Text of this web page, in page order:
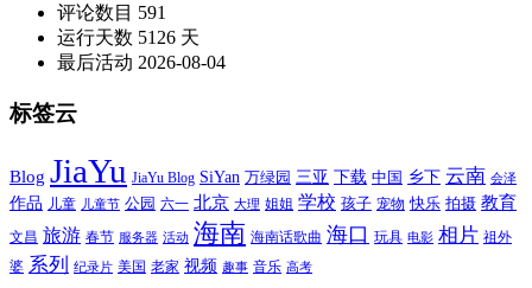
评论数目 591
运行天数 5126 天
最后活动 2026-08-04
标签云
Blog JiaYu JiaYu Blog SiYan 万绿园 三亚 下载 中国 乡下 云南 会泽
作品 儿童 儿童节 公园 六一 北京 大理 姐姐 学校 孩子 宠物 快乐 拍摄 教育
文昌 旅游 春节 服务器 活动 海南 海南话歌曲 海口 玩具 电影 相片 祖外
婆 系列 纪录片 美国 老家 视频 趣事 音乐 高考